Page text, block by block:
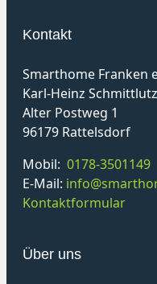
Kontakt
Smarthome Franken
Karl-Heinz Schmittlutz
Alter Postweg 1
96179 Rattelsdorf
Mobil: 0178-3501149
E-Mail:
Kontaktformular
Über uns